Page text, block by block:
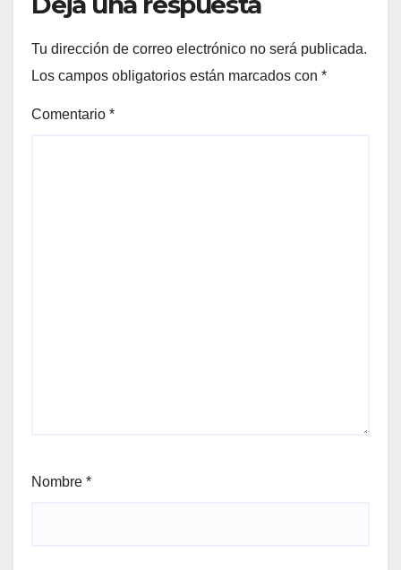
Tu dirección de correo electrónico no será publicada.
Los campos obligatorios están marcados con *
Comentario *
Nombre *